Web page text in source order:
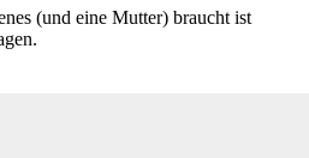
(und eine Mutter) braucht ist